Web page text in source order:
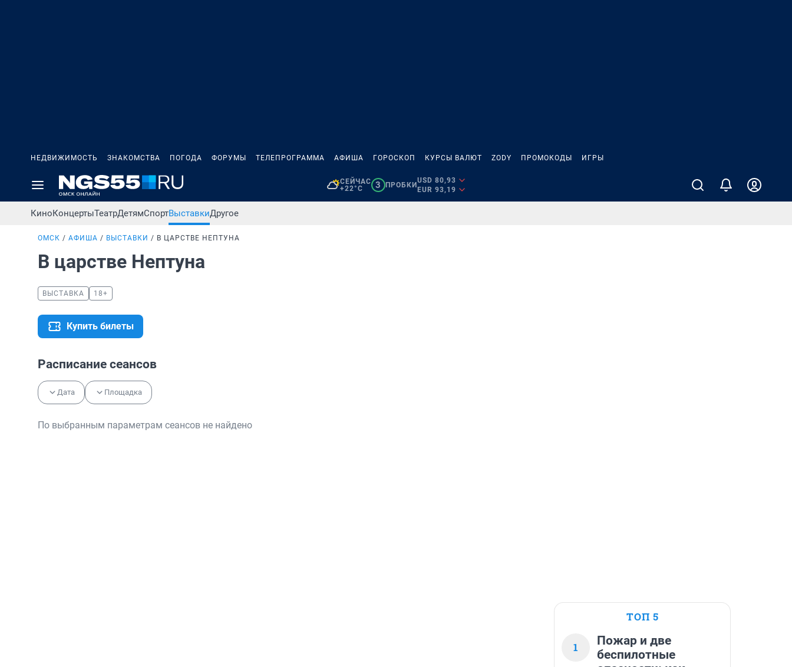
НЕДВИЖИМОСТЬ ЗНАКОМСТВА ПОГОДА ФОРУМЫ ТЕЛЕПРОГРАММА АФИША ГОРОСКОП КУРСЫ ВАЛЮТ ZODY ПРОМОКОДЫ ИГРЫ
СЕЙЧАС
+22°C
3 ПРОБКИ
USD 80,93
EUR 93,19
КиноКонцертыТеатрДетямСпортВыставкиДругое
ОМСК АФИША ВЫСТАВКИ В ЦАРСТВЕ НЕПТУНА
В царстве Нептуна
ВЫСТАВКА 18+
Купить билеты
Расписание сеансов
Дата Площадка
По выбранным параметрам сеансов не найдено
ТОП 5
1
Пожар и две
беспилотные